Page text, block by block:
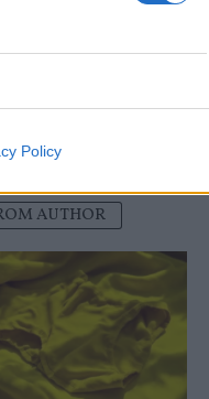
Policy
AUTHOR